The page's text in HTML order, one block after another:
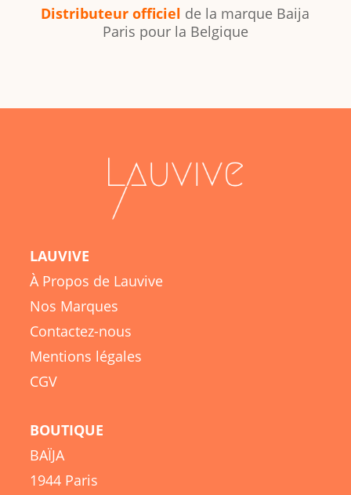
Distributeur officiel de la marque Baija
Paris pour la Belgique
LAUVIVE
À Propos de Lauvive
Nos Marques
Contactez-nous
Mentions légales
CGV
BOUTIQUE
BAÏJA
1944 Paris